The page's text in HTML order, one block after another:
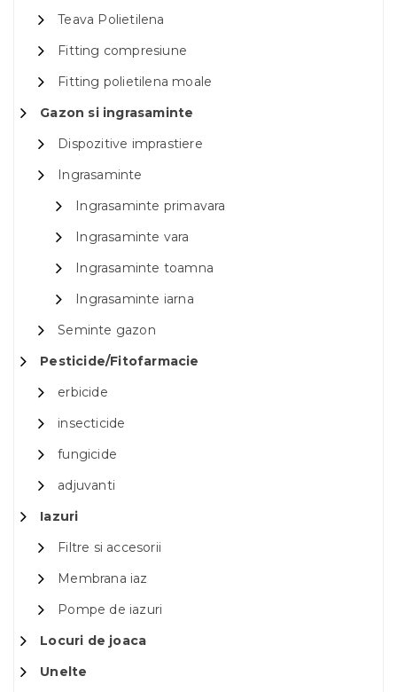
Teava Polietilena
Fitting compresiune
Fitting polietilena moale
Gazon si ingrasaminte
Dispozitive imprastiere
Ingrasaminte
Ingrasaminte primavara
Ingrasaminte vara
Ingrasaminte toamna
Ingrasaminte iarna
Seminte gazon
Pesticide/Fitofarmacie
erbicide
insecticide
fungicide
adjuvanti
Iazuri
Filtre si accesorii
Membrana iaz
Pompe de iazuri
Locuri de joaca
Unelte